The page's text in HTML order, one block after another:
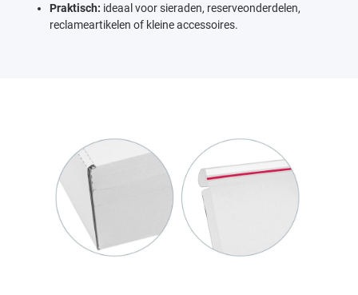
Praktisch: ideaal voor sieraden, reserveonderdelen,
reclameartikelen of kleine accessoires.